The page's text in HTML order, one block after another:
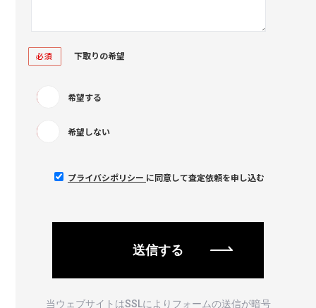
必須 下取りの希望
希望する
希望しない
プライバシポリシー に同意して査定依頼を申し込む
当ウェブサイトはSSLによりフォームの送信が暗号